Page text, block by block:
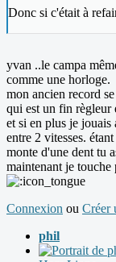
Donc si c'était à
yvan ..le campa
comme une horloge.
mon ancien record
qui est un fin règleur
et si en plus je jouais
entre 2 vitesses.
monte d'une dent tu
maintenant je touche
Connexion ou Créer
phil